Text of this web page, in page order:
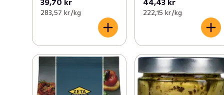
283,57 kr /kg 222,15 kr /kg